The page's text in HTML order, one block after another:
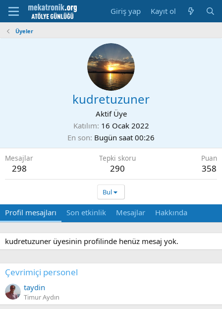
Giriş yap Kayıt ol
Üyeler
kudretuzuner
Aktif Üye
Katılım 16 Ocak 2022
En son Bugün saat 00:26
Mesajlar
298
Tepki skoru
290
Puan
358
Bul
Profil mesajları Son etkinlik Mesajlar Hakkında
kudretuzuner üyesinin profilinde henüz mesaj yok.
Çevrimiçi personel
taydin
Timur Aydın